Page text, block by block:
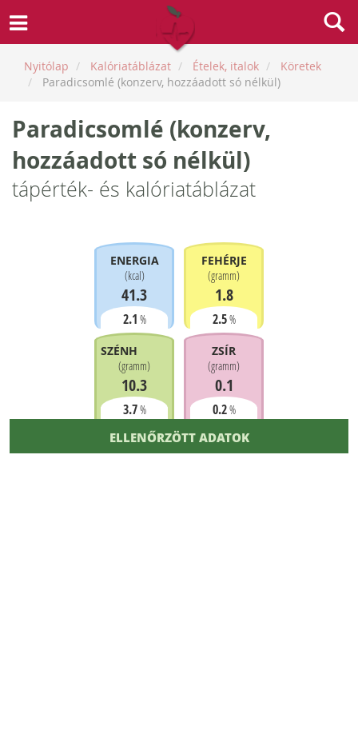
Nyitólap Kalóriatáblázat Ételek, italok
Köretek
Paradicsomlé (konzerv, hozzáadott só nélkül)
Paradicsomlé (konzerv,
hozzáadott só nélkül)
tápérték- és kalóriatáblázat
ENERGIA
(kcal)
41.3
2.1 %
FEHÉRJE
(gramm)
1.8
2.5%
SZÉNHIDRÁT
(gramm)
10.3
3.7%
ZSÍR
(gramm)
0.1
0.2%
ELLENŐRZÖTT ADATOK